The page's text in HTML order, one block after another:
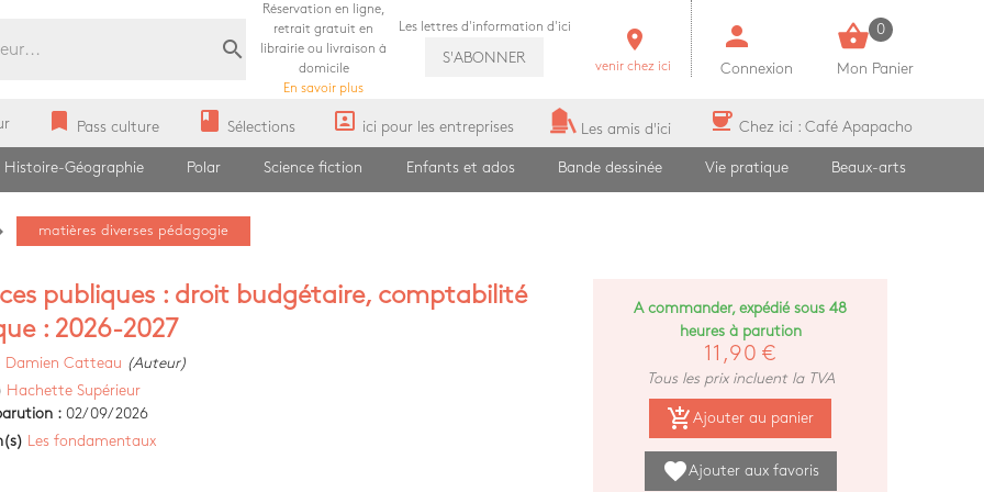
search
Réservation en ligne,
retrait gratuit en
librairie ou livraison à
domicile
En savoir plus
Les lettres d'information d'ici
S'ABONNER
room
venir chez ici
person
Connexion
shopping_basket 0
Mon Panier
bookmark Pass culture book Sélections portrait ici pour les entreprises Les amis d'ici coffee Chez ici : Café Apapacho
Histoire-Géographie Polar Science fiction Enfants et ados Bande dessinée Vie pratique Beaux-arts
matières diverses pédagogie
publiques : droit budgétaire, comptabilité
: 2026-2027
Damien Catteau (Auteur)
Hachette Supérieur
: 02/09/2026
Les fondamentaux
A commander, expédié sous 48
heures à parution
11,90 €
Tous les prix incluent la TVA
add_shopping_cart Ajouter au panier
favoriteAjouter aux favoris